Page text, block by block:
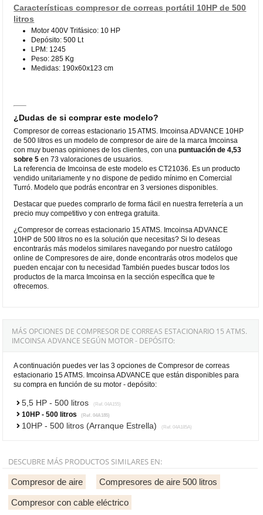
Características compresor de correas portátil 10HP de 500
litros
Motor 400V Trifásico: 10 HP
Depósito: 500 Lt
LPM: 1245
Peso: 285 Kg
Medidas: 190x60x123 cm
¿Dudas de si comprar este modelo?
Compresor de correas estacionario 15 ATMS. Imcoinsa ADVANCE 10HP
de 500 litros es un modelo de compresor de aire de la marca Imcoinsa
con muy buenas opiniones de los clientes, con unapuntuación de 4,53
sobre 5 en 73 valoraciones de usuarios.
La referencia de Imcoinsa de este modelo es CT21036. Es un producto
vendido unitariamente y no dispone de pedido mínimo en Comercial
Turró. Modelo que podrás encontrar en 3 versiones disponibles.
Destacar que puedes comprarlo de forma fácil en nuestra ferretería a un
precio muy competitivo y con entrega gratuita.
¿Compresor de correas estacionario 15 ATMS. Imcoinsa ADVANCE
10HP de 500 litros no es la solución que necesitas? Si lo deseas
encontrarás más modelos similares navegando por nuestro catálogo
online de Compresores de aire, donde encontrarás otros modelos que
pueden encajar con tu necesidad También puedes buscar todos los
productos de la marca Imcoinsa en la sección específica que te
ofrecemos.
MÁS OPCIONES DE COMPRESOR DE CORREAS ESTACIONARIO 15 ATMS.
IMCOINSA ADVANCE SEGÚN MOTOR - DEPÓSITO:
A continuación puedes ver las 3 opciones de Compresor de correas
estacionario 15 ATMS. Imcoinsa ADVANCE que están disponibles para
su compra en función de su motor - depósito:
5,5 HP - 500 litros (Ref. 04A155)
10HP - 500 litros (Ref. 04A185)
10HP - 500 litros (Arranque Estrella) (Ref. 04A185A)
DESCUBRE MÁS PRODUCTOS SIMILARES EN:
Compresor de aire Compresores de aire 500 litros
Compresor con cable eléctrico